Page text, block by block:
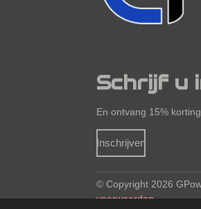
Schrijf u
En ontvang 15%
Inschrijven
© Copyright 2026
voorwaarden